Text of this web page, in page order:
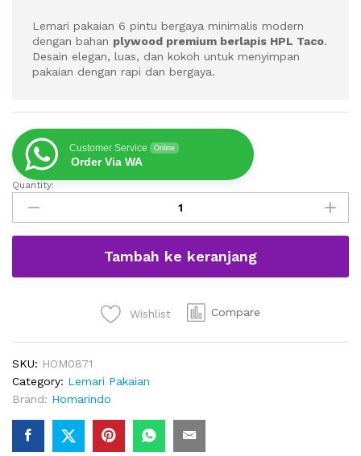
Lemari pakaian 6 pintu bergaya minimalis modern
dengan bahan plywood premium berlapis HPL Taco.
Desain elegan, luas, dan kokoh untuk menyimpan
pakaian dengan rapi dan bergaya.
Customer Service Online
Order Via WA
Lemari
Pakaian
6
Pintu
Modern
Quantity:
Tambah ke keranjang
Wishlist Compare
SKU: HOM0871
Category: Lemari Pakaian
Brand: Homarindo